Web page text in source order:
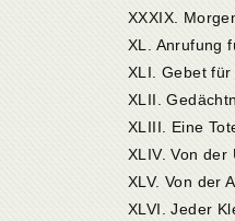
XXXIX.
XL. Anrufung
XLI. Gebet für